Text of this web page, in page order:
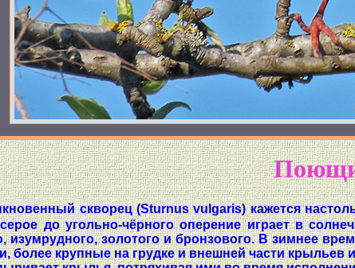
скворец (Sturnus vulgaris) кажется
до угольно-чёрного оперение играет в
изумрудного, золотого и бронзового. В зимнее
более крупные на грудке и внешней части крыльев